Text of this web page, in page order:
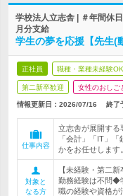
学校法人立志舎 | ＃年間休
月分支給
学生の夢を応援【先生(
正社員 職種・業種未経験OK
第二新卒歓迎 女性のおしご
情報更新日：2026/07/16 終了
仕事内容
立志舎が展開する
「会計」「IT」
かをお任せします。
対象と
なる方
【未経験・第二
勤務経験は不問◆
職の経験や資格が